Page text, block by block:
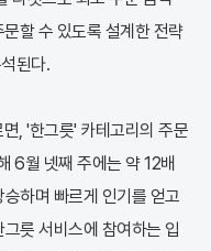
할 수 있도록 설계한 전략
된다.
, '한그릇' 카테고리의 주문
6월 넷째 주에는 약 12배
하며 빠르게 인기를 얻고
릇 서비스에 참여하는 입